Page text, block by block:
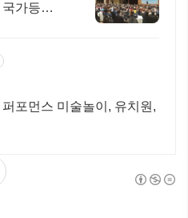
가등록
포먼스 미술놀이, 유치원,